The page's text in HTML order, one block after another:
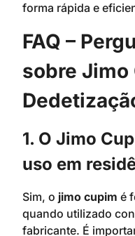
forma rápida e
FAQ –
sobre Jimo
1. O Jimo
uso em
Sim, o jimo cupim é
quando utilizado
fabricante. É